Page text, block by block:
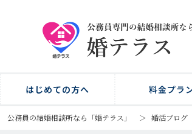
はじめての方へ 料金プラ
公務員の結婚相談所なら「婚テラス」 ＞ 婚活ブログ